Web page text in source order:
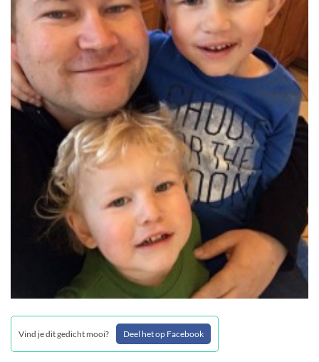
Vind je dit gedicht mooi? Deel het op Facebook